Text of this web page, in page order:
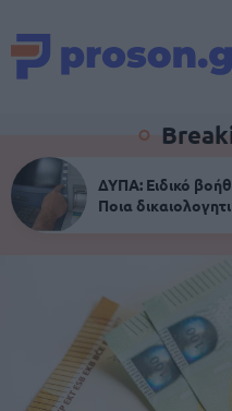
ΔΥΠΑ: Ειδικό
Ποια